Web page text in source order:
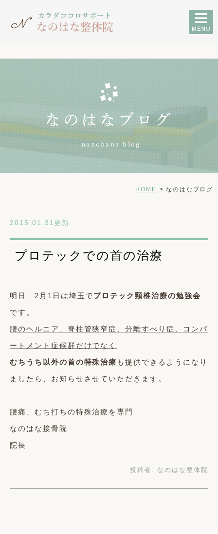
なのはなブログ
nanohana blog
HOME なのはなブログ
2015.01.31更新
プロテックでの首の治療
明日 2月1日は埼玉でプロテック頸椎治療の勉強会
です。
腰のヘルニア、脊柱管狭窄症、分離すべり症、コンパ
ートメント症候群だけでなく
むちうち以外の首の特殊治療 も提供できるようになり
ましたら、お知らせさせていただきます。
腰痛、むち打ちの特殊治療を専門
なのはな接骨院
院長
投稿者: なのはな整体院